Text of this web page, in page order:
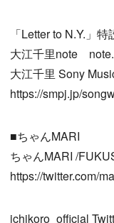
「Letter to N.Y.」
大江千里note
大江千里 Sony
https://smpj.jp/
■ちゃんMARI
ちゃんMARI /
https://twitter.com/
ichikoro_official